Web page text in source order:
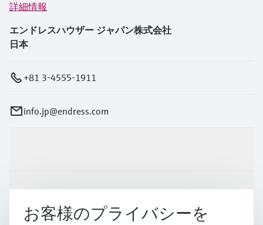
詳細情報
エンドレスハウザー ジャパン株式会社
日本
+81 3-4555-1911
info.jp@endress.com
インダストリー
お客様のプライバシーを